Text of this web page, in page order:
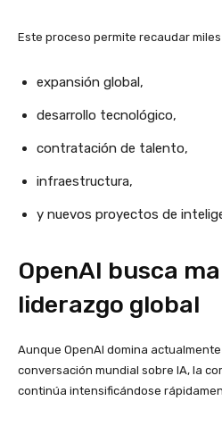
Este proceso permite recaudar
expansión global,
desarrollo tecnológico,
contratación de talento,
infraestructura,
y nuevos proyectos de
OpenAI busca
liderazgo global
Aunque OpenAI domina
conversación mundial sobre IA, la
continúa intensificándose